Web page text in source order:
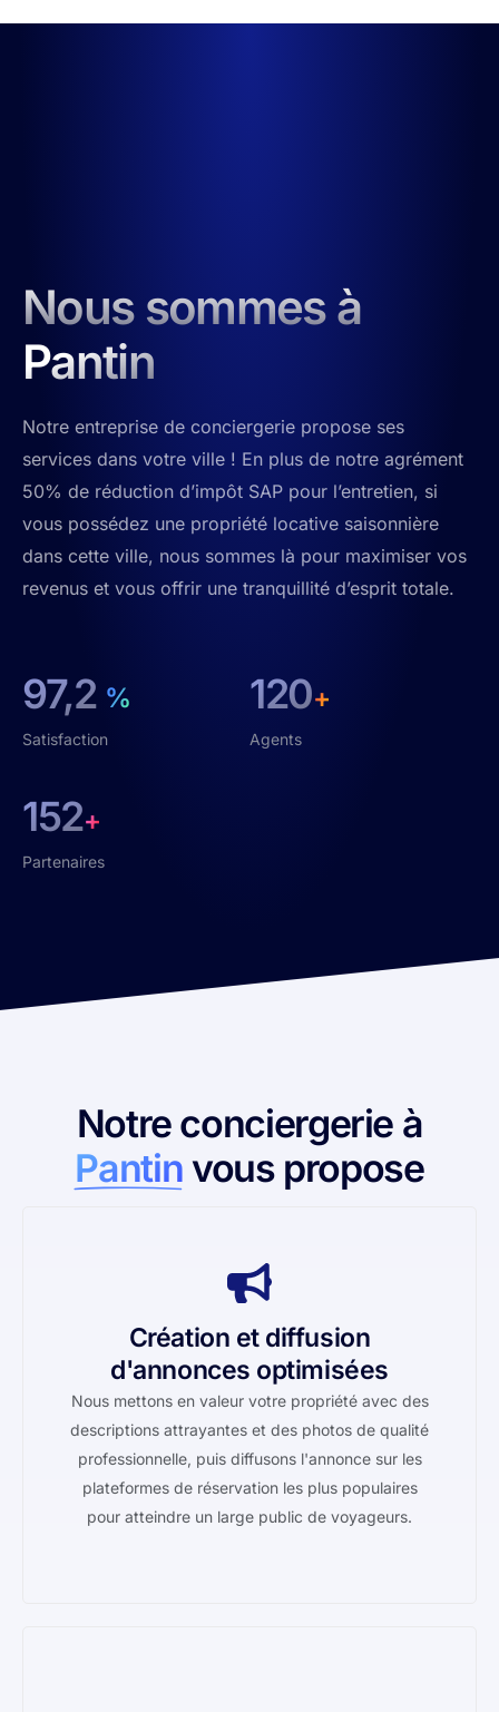
Nous sommes à
Pantin
Notre entreprise de conciergerie propose ses
services dans votre ville ! En plus de notre agrément
50% de réduction d’impôt SAP pour l’entretien, si
vous possédez une propriété locative saisonnière
dans cette ville, nous sommes là pour maximiser vos
revenus et vous offrir une tranquillité d’esprit totale.
97,2 %
Satisfaction
120+
Agents
152+
Partenaires
Notre conciergerie à
Pantinvous propose
Création et diffusion
d'annonces optimisées
Nous mettons en valeur votre propriété avec des
descriptions attrayantes et des photos de qualité
professionnelle, puis diffusons l'annonce sur les
plateformes de réservation les plus populaires
pour atteindre un large public de voyageurs.